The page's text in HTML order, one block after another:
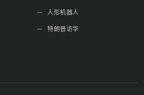
人形机器人
特朗普访华